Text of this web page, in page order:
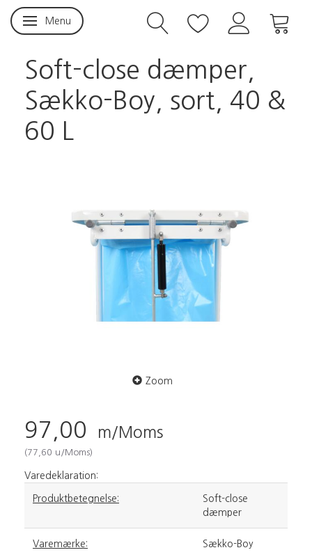
Skifte navigation
Menu
Soft-close dæmper,
Sækko-Boy, sort, 40 &
60 L
Zoom
97,00 m/Moms
(77,60 u/Moms)
Varedeklaration:
Produktbetegnelse:
Soft-close
dæmper
Varemærke: Sækko-Boy